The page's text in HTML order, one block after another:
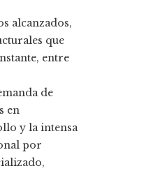
alcanzados,
que
entre
de
en
y la intensa
por